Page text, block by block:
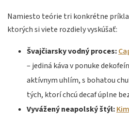
Namiesto teórie tri konkrétne
ktorých si viete rozdiely vyskúšať:
Švajčiarsky vodný proces:
– jediná káva v ponuke
aktívnym uhlím, s bohatou
tých, ktorí chcú decaf úplne
Vyvážený neapolský štýl: